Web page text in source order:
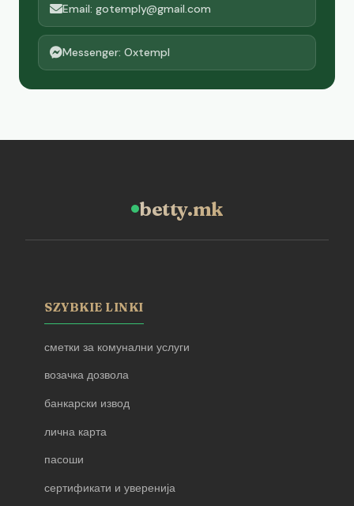
Email: gotemply@gmail.com
Messenger: Oxtempl
betty.mk
SZYBKIE LINKI
сметки за комунални услуги
возачка дозвола
банкарски извод
лична карта
пасоши
сертификати и уверенија